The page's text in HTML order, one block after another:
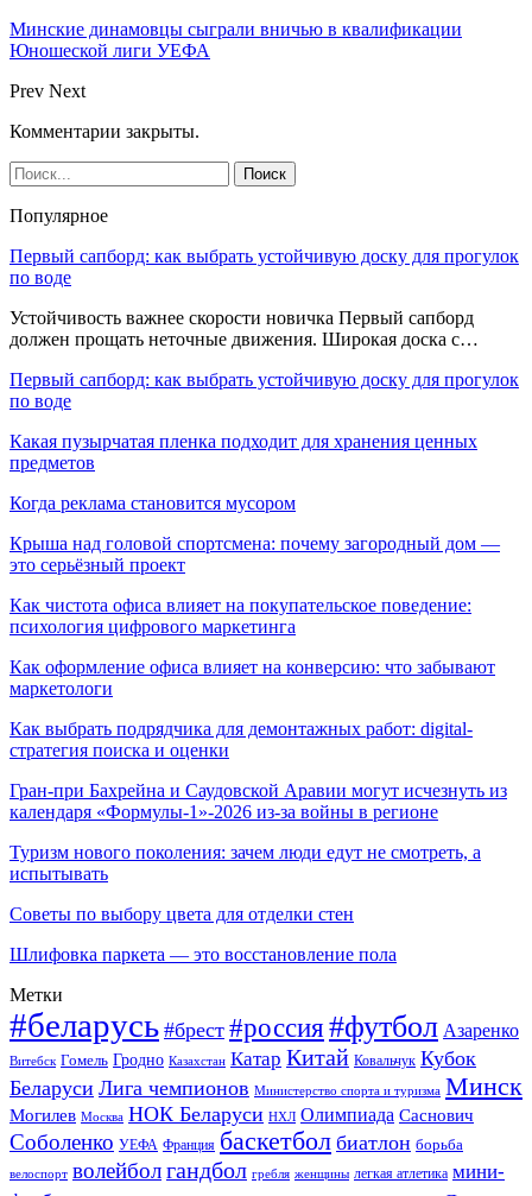
Минские динамовцы сыграли вничью в квалификации
Юношеской лиги УЕФА
Prev Next
Комментарии закрыты.
Популярное
Первый сапборд: как выбрать устойчивую доску для прогулок
по воде
Устойчивость важнее скорости новичка Первый сапборд
должен прощать неточные движения. Широкая доска с…
Первый сапборд: как выбрать устойчивую доску для прогулок
по воде
Какая пузырчатая пленка подходит для хранения ценных
предметов
Когда реклама становится мусором
Крыша над головой спортсмена: почему загородный дом —
это серьёзный проект
Как чистота офиса влияет на покупательское поведение:
психология цифрового маркетинга
Как оформление офиса влияет на конверсию: что забывают
маркетологи
Как выбрать подрядчика для демонтажных работ: digital-
стратегия поиска и оценки
Гран-при Бахрейна и Саудовской Аравии могут исчезнуть из
календаря «Формулы-1»-2026 из-за войны в регионе
Туризм нового поколения: зачем люди едут не смотреть, а
испытывать
Советы по выбору цвета для отделки стен
Шлифовка паркета — это восстановление пола
Метки
#беларусь #брест #россия#футбол Азаренко
Витебск Гомель Гродно Казахстан Катар Китай Ковальчук Кубок
Беларуси Лига чемпионов Министерство спорта и туризма Минск
Могилев Москва НОК Беларуси НХЛ Олимпиада Саснович
Соболенко УЕФА Франция баскетбол биатлон борьба
велоспорт волейболгандбол гребля женщины легкая атлетика мини-